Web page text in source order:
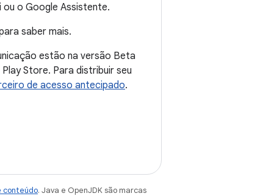
ou o Google Assistente.
saber mais.
estão na versão Beta
Store. Para distribuir seu
de acesso antecipado.
conteúdo. Java e OpenJDK são marcas